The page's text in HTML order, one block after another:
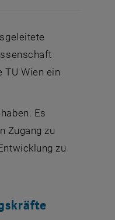
TU Wien ein
Es
Zugang zu
zu